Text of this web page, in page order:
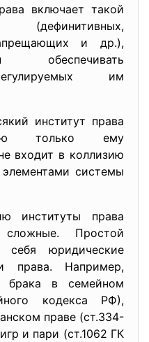
включает такой
и др.),
обеспечивать
им
институт права
только ему
входит в коллизию
системы
институты права
Простой
юридические
права. Например,
брака в семейном
кодекса РФ),
праве (ст.334-
и пари (ст.1062 ГК